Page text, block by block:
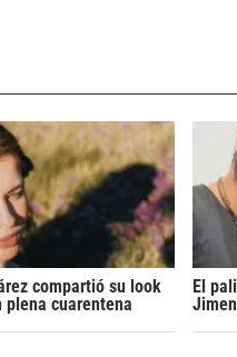
compartió su look
plena cuarentena
El